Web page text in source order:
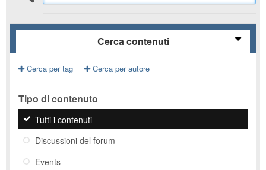
Cerca contenuti
Cerca per tag Cerca per autore
Tipo di contenuto
Tutti i contenuti
Discussioni del forum
Events